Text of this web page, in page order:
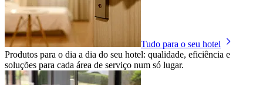
Tudo para o seu hotel
Produtos para o dia a dia do seu hotel: qualidade, eficiência e
soluções para cada área de serviço num só lugar.